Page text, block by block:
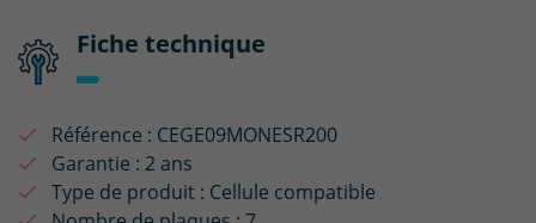
Fiche technique
Référence : CEGE09MONESR200
Garantie : 2 ans
Type de produit : Cellule compatible